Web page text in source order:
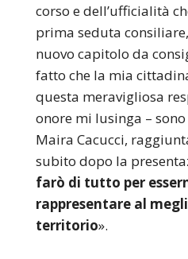
corso e dell’ufficialità
prima seduta
nuovo capitolo da
fatto che la mia
questa meravigliosa
onore mi lusinga –
Maira Cacucci,
subito dopo la
farò di tutto per
rappresentare al
territorio».